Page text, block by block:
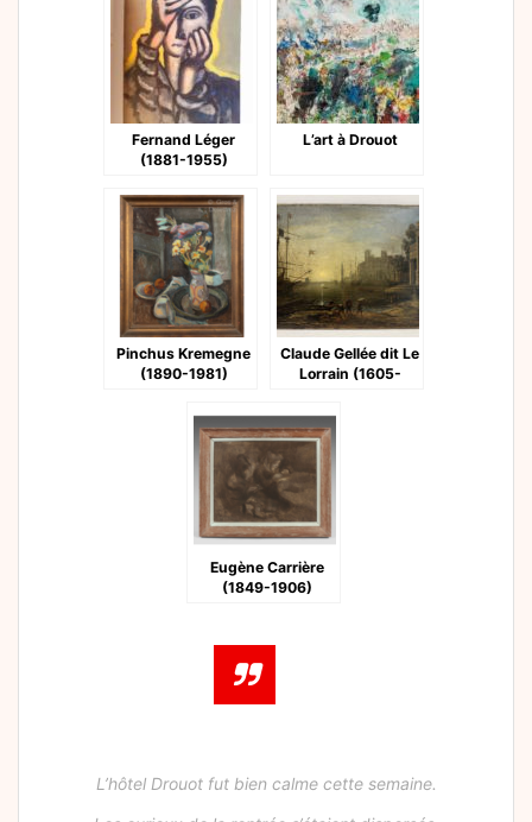
Fernand Léger
(1881-1955)
L’art à Drouot
Pinchus Kremegne
(1890-1981)
Claude Gellée dit Le
Lorrain (1605-
Eugène Carrière
(1849-1906)
L’hôtel Drouot fut bien calme cette semaine.